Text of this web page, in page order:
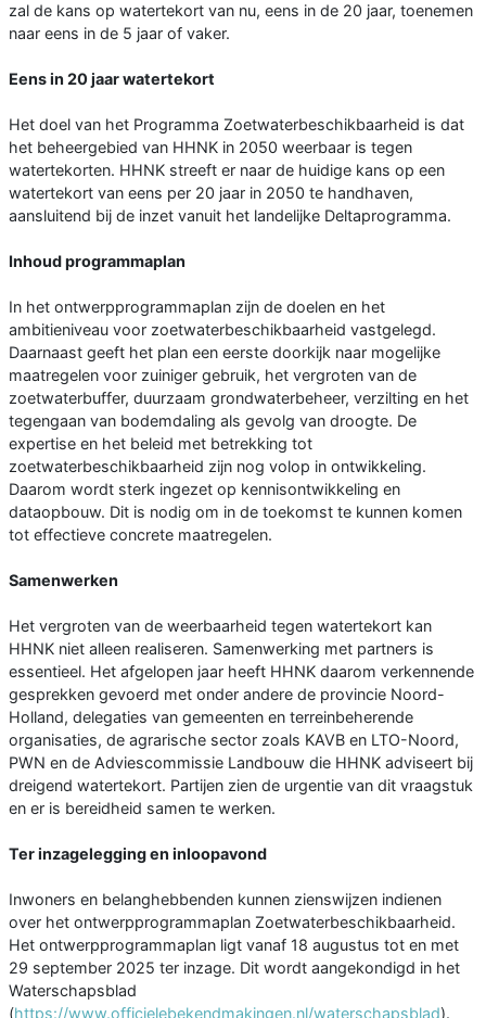
zal de kans op watertekort van nu, eens in de 20 jaar, toenemen
naar eens in de 5 jaar of vaker.
Eens in 20 jaar watertekort
Het doel van het Programma Zoetwaterbeschikbaarheid is dat
het beheergebied van HHNK in 2050 weerbaar is tegen
watertekorten. HHNK streeft er naar de huidige kans op een
watertekort van eens per 20 jaar in 2050 te handhaven,
aansluitend bij de inzet vanuit het landelijke Deltaprogramma.
Inhoud programmaplan
In het ontwerpprogrammaplan zijn de doelen en het
ambitieniveau voor zoetwaterbeschikbaarheid vastgelegd.
Daarnaast geeft het plan een eerste doorkijk naar mogelijke
maatregelen voor zuiniger gebruik, het vergroten van de
zoetwaterbuffer, duurzaam grondwaterbeheer, verzilting en het
tegengaan van bodemdaling als gevolg van droogte. De
expertise en het beleid met betrekking tot
zoetwaterbeschikbaarheid zijn nog volop in ontwikkeling.
Daarom wordt sterk ingezet op kennisontwikkeling en
dataopbouw. Dit is nodig om in de toekomst te kunnen komen
tot effectieve concrete maatregelen.
Samenwerken
Het vergroten van de weerbaarheid tegen watertekort kan
HHNK niet alleen realiseren. Samenwerking met partners is
essentieel. Het afgelopen jaar heeft HHNK daarom verkennende
gesprekken gevoerd met onder andere de provincie Noord-
Holland, delegaties van gemeenten en terreinbeherende
organisaties, de agrarische sector zoals KAVB en LTO-Noord,
PWN en de Adviescommissie Landbouw die HHNK adviseert bij
dreigend watertekort. Partijen zien de urgentie van dit vraagstuk
en er is bereidheid samen te werken.
Ter inzagelegging en inloopavond
Inwoners en belanghebbenden kunnen zienswijzen indienen
over het ontwerpprogrammaplan Zoetwaterbeschikbaarheid.
Het ontwerpprogrammaplan ligt vanaf 18 augustus tot en met
29 september 2025 ter inzage. Dit wordt aangekondigd in het
Waterschapsblad
(https://www.officielebekendmakingen.nl/waterschapsblad).